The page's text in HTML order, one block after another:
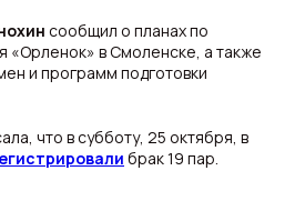
сообщил о планах по
«Орленок» в Смоленске, а также
и программ подготовки
что в субботу, 25 октября, в
брак 19 пар.